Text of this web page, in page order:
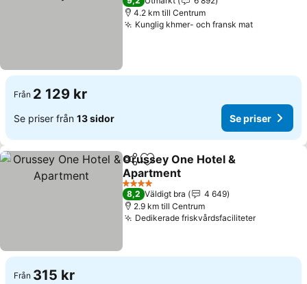
4.2 km till Centrum
Kunglig khmer- och fransk matSe priser
Från 2 129 kr
Se priser från 13 sidor Se priser
Dela Lägg till i Mina Favoriter
Orussey One Hotel &
Apartment
Se priser
4 Stjärnor
8,2 Väldigt bra
4 649
2.9 km till Centrum
Dedikerade friskvårdsfaciliteterSe priser
Från 315 kr